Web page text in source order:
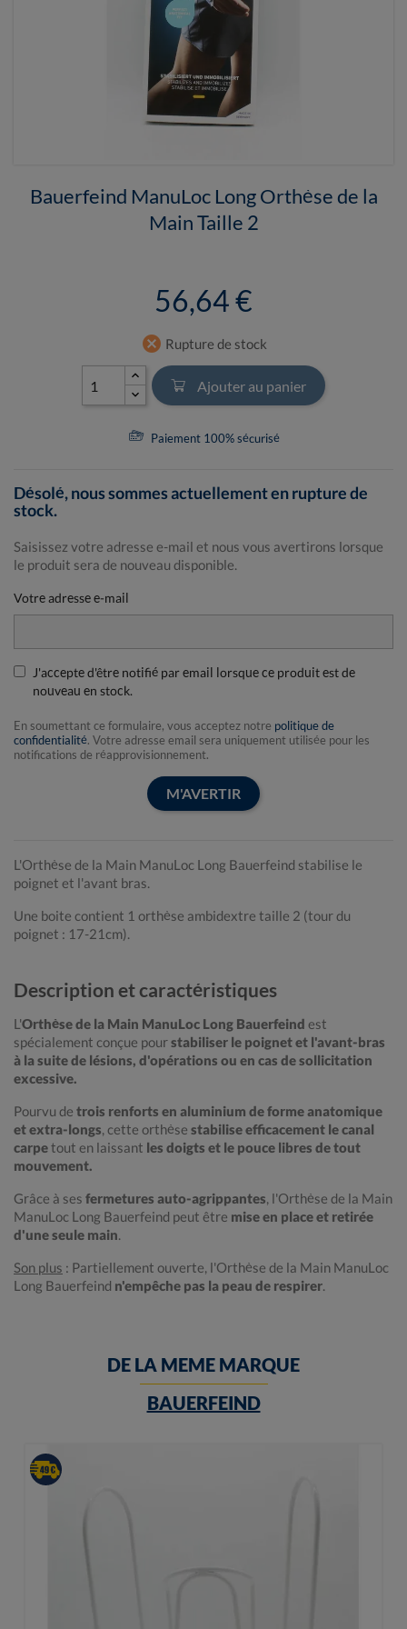
Bauerfeind ManuLoc Long Orthèse de la
Main Taille 2
56,64 €
cancel Rupture de stock
Ajouter au panier
Paiement 100% sécurisé
Désolé, nous sommes actuellement en rupture de
stock.
Saisissez votre adresse e-mail et nous vous avertirons lorsque
le produit sera de nouveau disponible.
Votre adresse e-mail
J'accepte d'être notifié par email lorsque ce produit est de
nouveau en stock.
En soumettant ce formulaire, vous acceptez notre politique de
confidentialité. Votre adresse email sera uniquement utilisée pour les
notifications de réapprovisionnement.
M'AVERTIR
L'Orthèse de la Main ManuLoc Long Bauerfeind stabilise le
poignet et l'avant bras.
Une boite contient 1 orthèse ambidextre taille 2 (tour du
poignet : 17-21cm).
Description et caractéristiques
L'Orthèse de la Main ManuLoc Long Bauerfeind est
spécialement conçue pourstabiliser le poignet et l'avant-bras
à la suite de lésions, d'opérations ou en cas de sollicitation
excessive.
Pourvu de trois renforts en aluminium de forme anatomique
et extra-longs, cette orthèse stabilise efficacement le canal
carpetout en laissant les doigts et le pouce libres de tout
mouvement.
Grâce à ses fermetures auto-agrippantes, l'Orthèse de la Main
ManuLoc Long Bauerfeind peut être mise en place et retirée
d'une seule main.
Son plus : Partiellement ouverte, l'Orthèse de la Main ManuLoc
Long Bauerfeind n'empêche pas la peau de respirer.
DE LA MEME MARQUE
BAUERFEIND